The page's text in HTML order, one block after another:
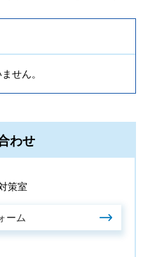
せん。
わせ
策室